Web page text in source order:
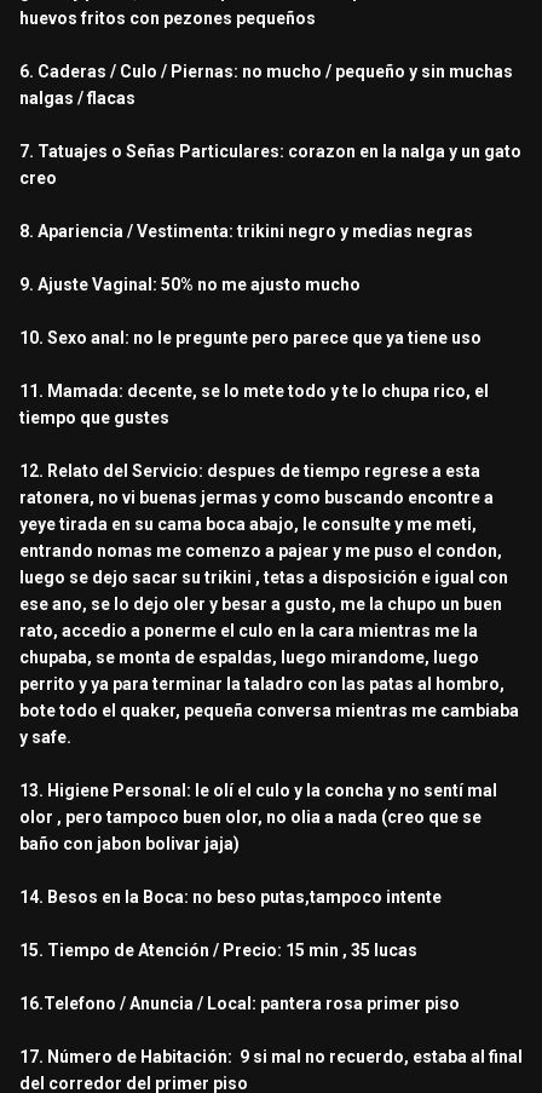
huevos fritos con pezones pequeños
6. Caderas / Culo / Piernas: no mucho / pequeño y sin muchas
nalgas / flacas
7. Tatuajes o Señas Particulares: corazon en la nalga y un gato
creo
8. Apariencia / Vestimenta: trikini negro y medias negras
9. Ajuste Vaginal: 50% no me ajusto mucho
10. Sexo anal: no le pregunte pero parece que ya tiene uso
11. Mamada: decente, se lo mete todo y te lo chupa rico, el
tiempo que gustes
12. Relato del Servicio: despues de tiempo regrese a esta
ratonera, no vi buenas jermas y como buscando encontre a
yeye tirada en su cama boca abajo, le consulte y me meti,
entrando nomas me comenzo a pajear y me puso el condon,
luego se dejo sacar su trikini , tetas a disposición e igual con
ese ano, se lo dejo oler y besar a gusto, me la chupo un buen
rato, accedio a ponerme el culo en la cara mientras me la
chupaba, se monta de espaldas, luego mirandome, luego
perrito y ya para terminar la taladro con las patas al hombro,
bote todo el quaker, pequeña conversa mientras me cambiaba
y safe.
13. Higiene Personal: le olí el culo y la concha y no sentí mal
olor , pero tampoco buen olor, no olia a nada (creo que se
baño con jabon bolivar jaja)
14. Besos en la Boca: no beso putas,tampoco intente
15. Tiempo de Atención / Precio: 15 min , 35 lucas
16.Telefono / Anuncia / Local: pantera rosa primer piso
17. Número de Habitación: 9 si mal no recuerdo, estaba al final
del corredor del primer piso